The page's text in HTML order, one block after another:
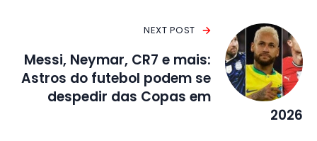
NEXT POST
Messi, Neymar, CR7 e mais:
Astros do futebol podem se
despedir das Copas em
2026